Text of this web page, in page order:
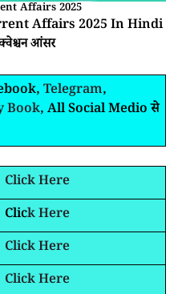
Affairs 2025
Affairs 2025 In Hindi
आंसर
Telegram,
Book, All Social Medio से
Click Here
Click Here
Click Here
Click Here